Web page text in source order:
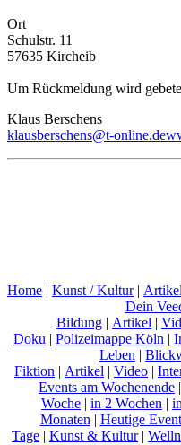
Ort
Schulstr. 11
57635 Kircheib
Um Rückmeldung wird
Klaus Berschens
klausberschens@t-online.de
Home | Kunst / Kultur| Artikel
Dein
Bildung | Artikel |
Doku | Polizeimappe Köln |
Leben |
Fiktion | Artikel | Video |
Events am Wochenende |
Woche | in 2 Wochen |
Monaten | Heutige
Tage | Kunst & Kultur|